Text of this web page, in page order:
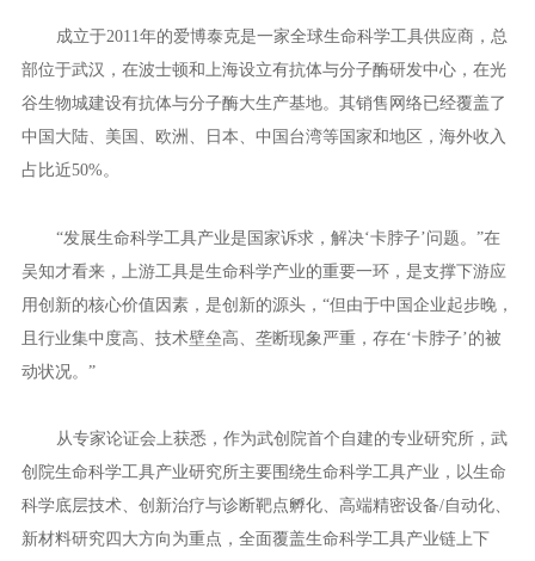
成立于2011年的爱博泰克是一家全球生命科学工具供应商，总
部位于武汉，在波士顿和上海设立有抗体与分子酶研发中心，在光
谷生物城建设有抗体与分子酶大生产基地。其销售网络已经覆盖了
中国大陆、美国、欧洲、日本、中国台湾等国家和地区，海外收入
占比近50%。
“发展生命科学工具产业是国家诉求，解决‘卡脖子’问题。”在
吴知才看来，上游工具是生命科学产业的重要一环，是支撑下游应
用创新的核心价值因素，是创新的源头，“但由于中国企业起步晚，
且行业集中度高、技术壁垒高、垄断现象严重，存在‘卡脖子’的被
动状况。”
从专家论证会上获悉，作为武创院首个自建的专业研究所，武
创院生命科学工具产业研究所主要围绕生命科学工具产业，以生命
科学底层技术、创新治疗与诊断靶点孵化、高端精密设备/自动化、
新材料研究四大方向为重点，全面覆盖生命科学工具产业链上下